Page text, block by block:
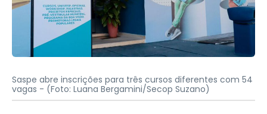
Saspe abre inscrições para três cursos diferentes com 54
vagas - (Foto: Luana Bergamini/Secop Suzano)